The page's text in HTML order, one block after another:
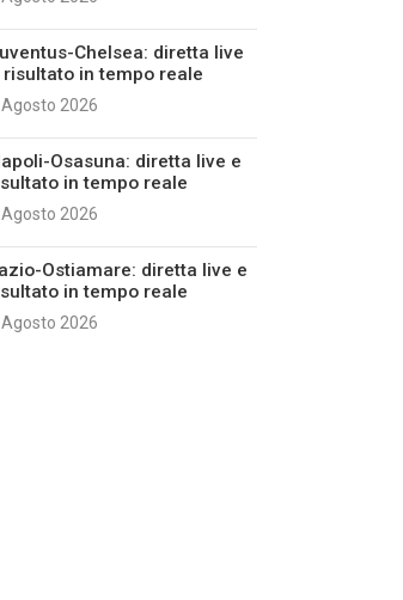
Chelsea: diretta live
risultato in tempo reale
Agosto 2026
Osasuna: diretta live e
in tempo reale
Agosto 2026
Ostiamare: diretta live e
in tempo reale
Agosto 2026